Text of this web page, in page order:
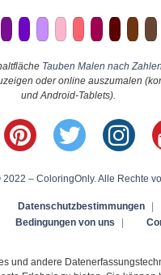
Tauben Malen nach Zahlen
oder online auszumalen
und Android-Tablets).
– ColoringOnly. Alle Rechte
Datenschutzbestimmungen
Bedingungen von uns
und andere